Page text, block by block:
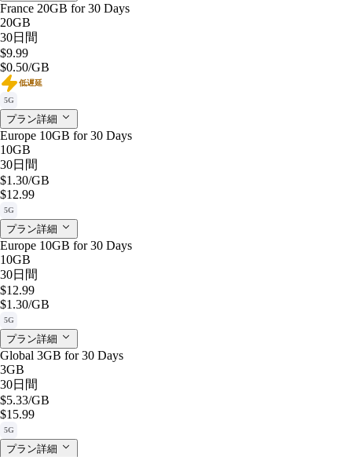
France 20GB for 30 Days
20GB
30日間
$9.99
$0.50/GB
低遅延
5G
プラン詳細
Europe 10GB for 30 Days
10GB
30日間
$1.30/GB
$12.99
5G
プラン詳細
Europe 10GB for 30 Days
10GB
30日間
$12.99
$1.30/GB
5G
プラン詳細
Global 3GB for 30 Days
3GB
30日間
$5.33/GB
$15.99
5G
プラン詳細